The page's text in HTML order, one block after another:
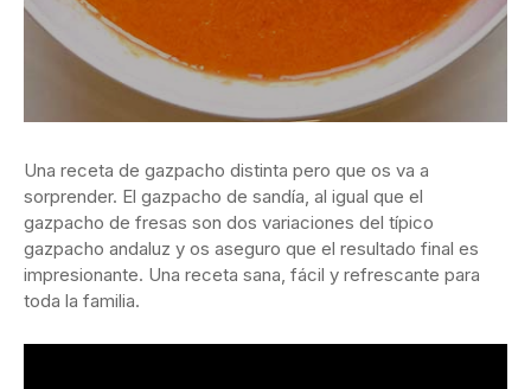
Una receta de gazpacho distinta pero que os va a
sorprender. El gazpacho de sandía, al igual que el
gazpacho de fresas son dos variaciones del típico
gazpacho andaluz y os aseguro que el resultado final es
impresionante. Una receta sana, fácil y refrescante para
toda la familia.